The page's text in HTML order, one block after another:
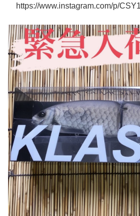
https://www.instagram.com/p/